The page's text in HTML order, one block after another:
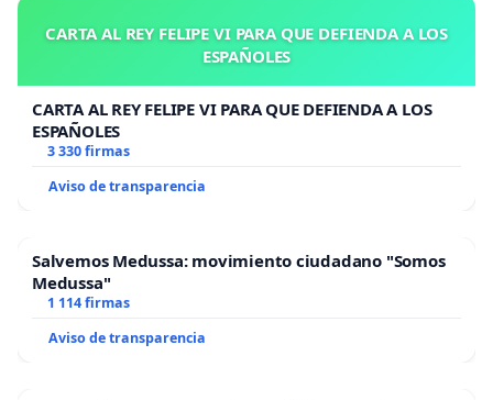
CARTA AL REY FELIPE VI PARA QUE DEFIENDA A LOS
ESPAÑOLES
CARTA AL REY FELIPE VI PARA QUE DEFIENDA A LOS
ESPAÑOLES
3 330 firmas
Aviso de transparencia
Salvemos Medussa: movimiento ciudadano "Somos
Medussa"
1 114 firmas
Aviso de transparencia